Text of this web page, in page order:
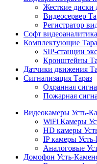
Жесткие диски
Видеосервер
Регистратор
Софт
Комплектующие
SIP-станции
Кронштейны
Датчики движения
Сигнализация Тараз
Охранная
Пожарная
Видеокамеры Усть-
WiFi Камеры
HD камеры
IP камеры
Аналоговые
Домофон Усть-